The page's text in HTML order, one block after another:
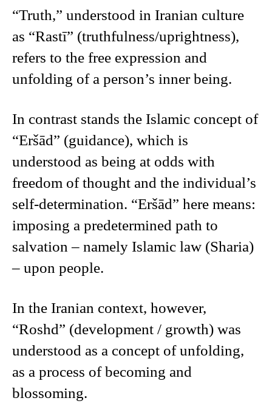
“Truth,” understood in Iranian culture
as “Rastī” (truthfulness/uprightness),
refers to the free expression and
unfolding of a person’s inner being.
In contrast stands the Islamic concept of
“Eršād” (guidance), which is
understood as being at odds with
freedom of thought and the individual’s
self-determination. “Eršād” here means:
imposing a predetermined path to
salvation – namely Islamic law (Sharia)
– upon people.
In the Iranian context, however,
“Roshd” (development / growth) was
understood as a concept of unfolding,
as a process of becoming and
blossoming.